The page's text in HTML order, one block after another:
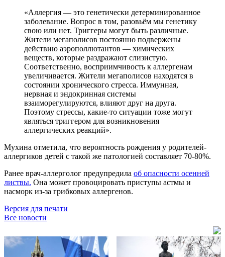
«Аллергия — это генетически детерминированное
заболевание. Вопрос в том, разовьём мы генетику
свою или нет. Триггеры могут быть различные.
Жители мегаполисов постоянно подвержены
действию аэрополлютантов — химических
веществ, которые раздражают слизистую.
Соответственно, восприимчивость к аллергенам
увеличивается. Жители мегаполисов находятся в
состоянии хронического стресса. Иммунная,
нервная и эндокринная системы
взаиморегулируются, влияют друг на друга.
Поэтому стрессы, какие-то ситуации тоже могут
являться триггером для возникновения
аллергических реакций».
Мухина отметила, что вероятность рождения у родителей-
аллергиков детей с такой же патологией составляет 70-80%.
Ранее врач-аллерголог предупредила об опасности осенней
листвы. Она может провоцировать приступы астмы и
насморк из-за грибковых аллергенов.
Версия для печати
Все новости